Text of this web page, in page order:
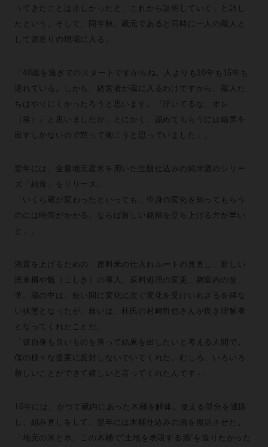
ってきたことは正しかったと、これから証明していく」と話し
たという。そして、同年秋。蔵元であると同時に一人の蔵人と
して酒造りの現場に入る。
「40歳を過ぎてのスタートですからね。人よりも10年も15年も
遅れている。しかも、経営者が蔵に入るわけですから、蔵人た
ちはやりにくかったろうと思います。『浮いてるな、オレ
（笑）』と思いましたが、とにかく、認めてもらうには結果を
出すしかないので黙って働こうと思っていました」。
翌年には、全量地元産米を用いた生酛仕込みの純米酒のシリー
ズ「純青」をリリース。
「いくら蔵が変わったといっても、中身の変化を知ってもらう
のには時間がかかる。ならば新しい銘柄を立ち上げる方が早い
と」。
酒質を上げるための、原料米の仕入れルートの見直し、新しい
洗米機や甑（こしき）の導入、原料処理の変更、麹室内の改
革。蔵の中は、短い間に変化に次ぐ変化を受けいれざるを得な
い状態となったが、救いは、杜氏の村崎哲也さんが良き理解者
となってくれたことだ。
「彼自身も良いものを造って結果を出したいと考える人間で。
僕の様々な提案に反対しないでいてくれた。むしろ、いろいろ
新しいことができて嬉しいと言ってくれたんです」。
16年には、かつて蔵内にあった木桶を解体。使える部分を選抜
し、組み直しをして、翌年には木桶仕込みの酒を復活させた。
「地元の米と水、この木桶で“土地を表現する酒”を造りたかった